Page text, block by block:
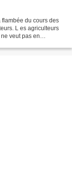
du cours des
L es agriculteurs
veut pas en